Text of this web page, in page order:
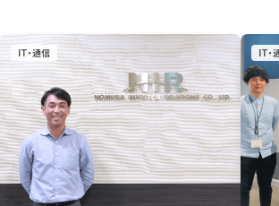
IT・通信 IT・